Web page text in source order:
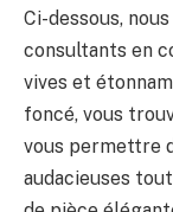
Ci-dessous,
consultants en
vives et
foncé, vous
vous permettre
audacieuses